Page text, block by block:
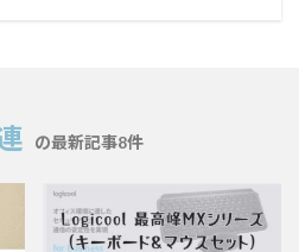
の最新記事8件